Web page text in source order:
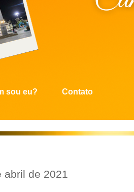
sou eu? Contato
abril de 2021